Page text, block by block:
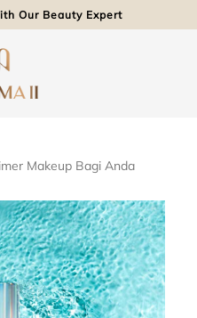
Our Beauty Expert
Makeup Bagi Anda